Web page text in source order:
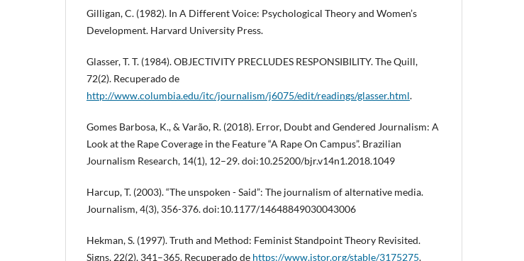
Gilligan, C. (1982). In A Different Voice: Psychological Theory and Women’s
Development. Harvard University Press.
Glasser, T. T. (1984). OBJECTIVITY PRECLUDES RESPONSIBILITY. The Quill,
72(2). Recuperado de
http://www.columbia.edu/itc/journalism/j6075/edit/readings/glasser.html.
Gomes Barbosa, K., & Varão, R. (2018). Error, Doubt and Gendered Journalism: A
Look at the Rape Coverage in the Feature “A Rape On Campus”. Brazilian
Journalism Research, 14(1), 12–29. doi:10.25200/bjr.v14n1.2018.1049
Harcup, T. (2003). “The unspoken - Said”: The journalism of alternative media.
Journalism, 4(3), 356-376. doi:10.1177/14648849030043006
Hekman, S. (1997). Truth and Method: Feminist Standpoint Theory Revisited.
Signs, 22(2), 341–365. Recuperado de https://www.jstor.org/stable/3175275.